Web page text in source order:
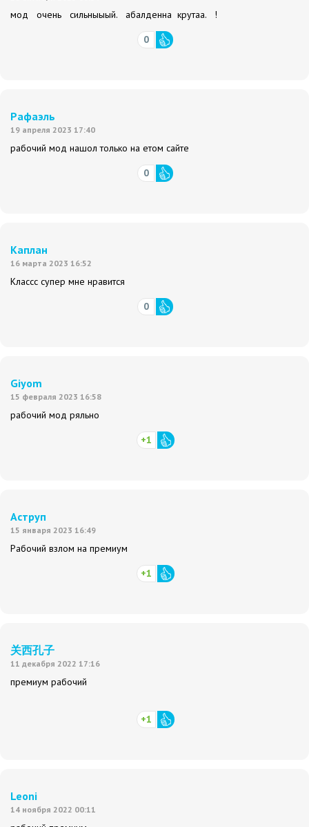
мод очень сильныыый. абалденна крутаа. !
0
Рафаэль
19 апреля 2023 17:40
рабочий мод нашол только на етом сайте
0
Каплан
16 марта 2023 16:52
Классс супер мне нравится
0
Giyom
15 февраля 2023 16:58
рабочий мод ряльно
+1
Аструп
15 января 2023 16:49
Рабочий взлом на премиум
+1
关西孔子
11 декабря 2022 17:16
премиум рабочий
+1
Leoni
14 ноября 2022 00:11